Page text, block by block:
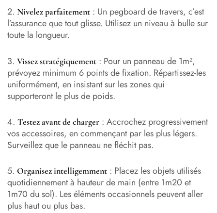
2. Nivelez parfaitement : Un pegboard de travers, c’est
l’assurance que tout glisse. Utilisez un niveau à bulle sur
toute la longueur.
3. Vissez stratégiquement : Pour un panneau de 1m²,
prévoyez minimum 6 points de fixation. Répartissez-les
uniformément, en insistant sur les zones qui
supporteront le plus de poids.
4. Testez avant de charger : Accrochez progressivement
vos accessoires, en commençant par les plus légers.
Surveillez que le panneau ne fléchit pas.
5. Organisez intelligemment : Placez les objets utilisés
quotidiennement à hauteur de main (entre 1m20 et
1m70 du sol). Les éléments occasionnels peuvent aller
plus haut ou plus bas.